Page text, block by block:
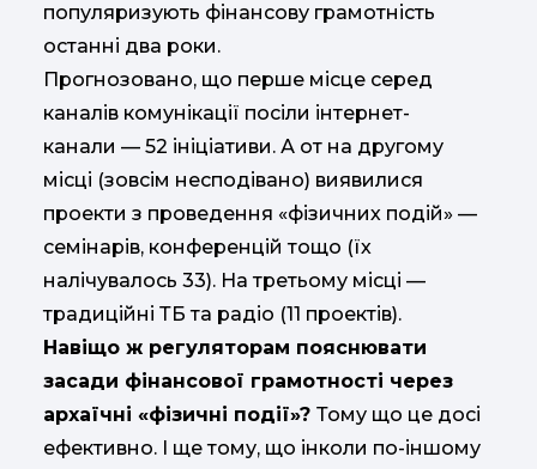
популяризують фінансову грамотність
останні два роки.
Прогнозовано, що перше місце серед
каналів комунікації посіли інтернет-
канали — 52 ініціативи. А от на другому
місці (зовсім несподівано) виявилися
проекти з проведення «фізичних подій» —
семінарів, конференцій тощо (їх
налічувалось 33). На третьому місці —
традиційні ТБ та радіо (11 проектів).
Навіщо ж регуляторам пояснювати
засади фінансової грамотності через
архаїчні «фізичні події»? Тому що це досі
ефективно. І ще тому, що інколи по-іншому